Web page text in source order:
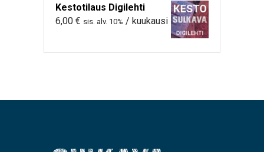
Kestotilaus Digilehti
6,00 € sis. alv. 10% / kuukausi